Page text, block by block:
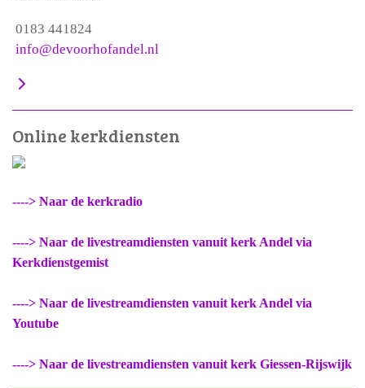
0183 441824
info@devoorhofandel.nl
Online kerkdiensten
----> Naar de kerkradio
----> Naar de livestreamdiensten vanuit kerk Andel via
Kerkdienstgemist
----> Naar de livestreamdiensten vanuit kerk Andel via
Youtube
----> Naar de livestreamdiensten vanuit kerk Giessen-Rijswijk